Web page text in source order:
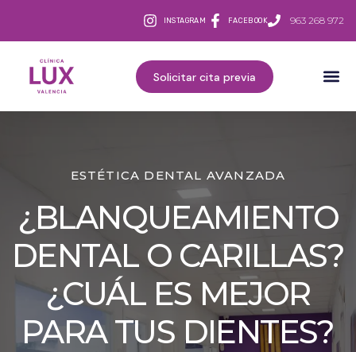
INSTAGRAM FACEBOOK 963 268 972
Solicitar cita previa
ESTÉTICA DENTAL AVANZADA
¿BLANQUEAMIENTO
DENTAL O CARILLAS?
¿CUÁL ES MEJOR
PARA TUS DIENTES?